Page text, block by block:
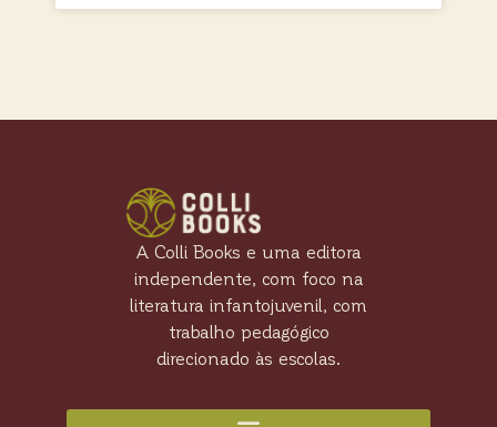
A Colli Books e uma editora
independente, com foco na
literatura infantojuvenil, com
trabalho pedagógico
direcionado às escolas.